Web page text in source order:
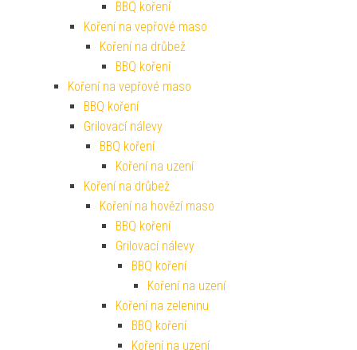
BBQ koření
Koření na vepřové maso
Koření na drůbež
BBQ koření
Koření na vepřové maso
BBQ koření
Grilovací nálevy
BBQ koření
Koření na uzení
Koření na drůbež
Koření na hovězí maso
BBQ koření
Grilovací nálevy
BBQ koření
Koření na uzení
Koření na zeleninu
BBQ koření
Koření na uzení